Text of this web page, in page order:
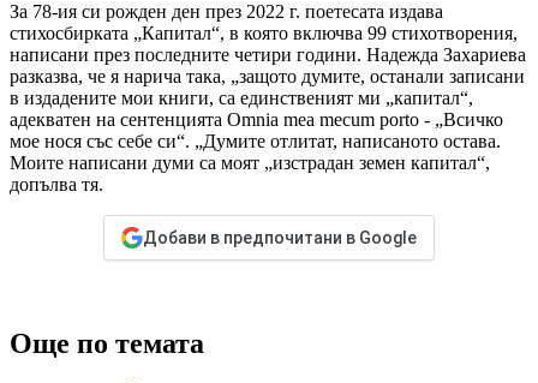
За 78-ия си рожден ден през 2022 г. поетесата издава
стихосбирката „Капитал“, в която включва 99 стихотворения,
написани през последните четири години. Надежда Захариева
разказва, че я нарича така, „защото думите, останали записани
в издадените мои книги, са единственият ми „капитал“,
адекватен на сентенцията Omnia mea mecum porto - „Всичко
мое нося със себе си“. „Думите отлитат, написаното остава.
Моите написани думи са моят „изстрадан земен капитал“,
допълва тя.
Добави в предпочитани в Google
Още по темата